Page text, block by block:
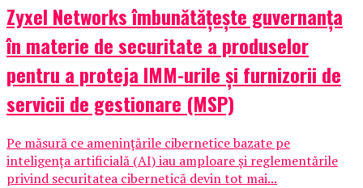
Zyxel Networks îmbunătățește guvernanța
în materie de securitate a produselor
pentru a proteja IMM-urile și furnizorii de
servicii de gestionare (MSP)
Pe măsură ce amenințările cibernetice bazate pe
inteligența artificială (AI) iau amploare și reglementările
privind securitatea cibernetică devin tot mai...